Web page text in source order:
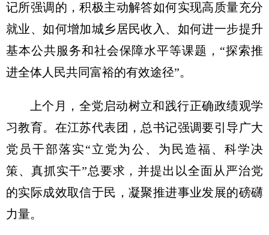
记所强调的，积极主动解答如何实现高质量充分
就业、如何增加城乡居民收入、如何进一步提升
基本公共服务和社会保障水平等课题，“探索推
进全体人民共同富裕的有效途径”。
上个月，全党启动树立和践行正确政绩观学
习教育。在江苏代表团，总书记强调要引导广大
党员干部落实“立党为公、为民造福、科学决
策、真抓实干”总要求，并提出以全面从严治党
的实际成效取信于民，凝聚推进事业发展的磅礴
力量。